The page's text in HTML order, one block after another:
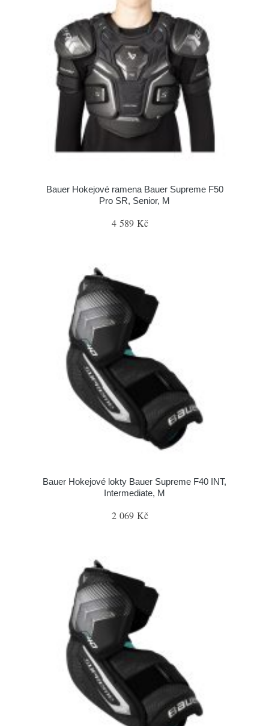
Bauer Hokejové ramena Bauer Supreme F50
Pro SR, Senior, M
4 589 Kč
Bauer Hokejové lokty Bauer Supreme F40 INT,
Intermediate, M
2 069 Kč